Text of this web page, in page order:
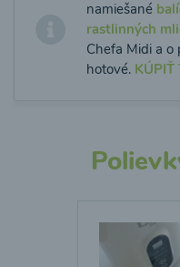
namiešané
rastlinných
Chefa Midi a o
hotové. KÚPIŤ